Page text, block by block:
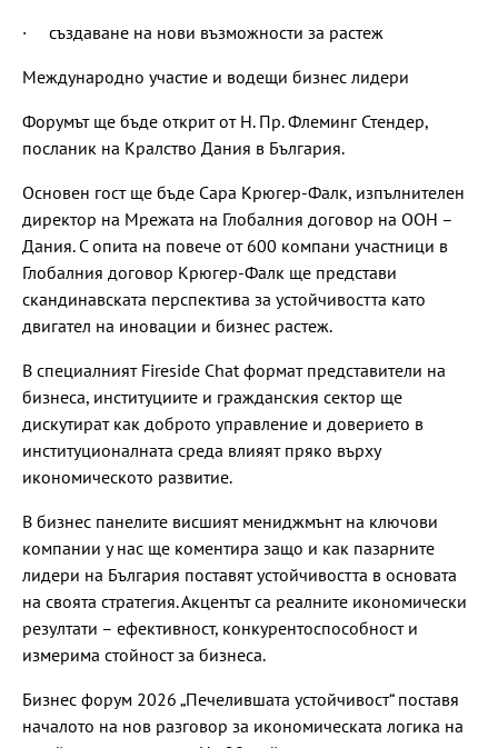
· създаване на нови възможности за растеж
Международно участие и водещи бизнес лидери
Форумът ще бъде открит от Н. Пр. Флеминг Стендер,
посланик на Кралство Дания в България.
Основен гост ще бъде Сара Крюгер-Фалк, изпълнителен
директор на Мрежата на Глобалния договор на ООН –
Дания. С опита на повече от 600 компани участници в
Глобалния договор Крюгер-Фалк ще представи
скандинавската перспектива за устойчивостта като
двигател на иновации и бизнес растеж.
В специалният Fireside Chat формат представители на
бизнеса, институциите и гражданския сектор ще
дискутират как доброто управление и доверието в
институционалната среда влияят пряко върху
икономическото развитие.
В бизнес панелите висшият мениджмънт на ключови
компании у нас ще коментира защо и как пазарните
лидери на България поставят устойчивостта в основата
на своята стратегия. Акцентът са реалните икономически
резултати – ефективност, конкурентоспособност и
измерима стойност за бизнеса.
Бизнес форум 2026 „Печелившата устойчивост“ поставя
началото на нов разговор за икономическата логика на